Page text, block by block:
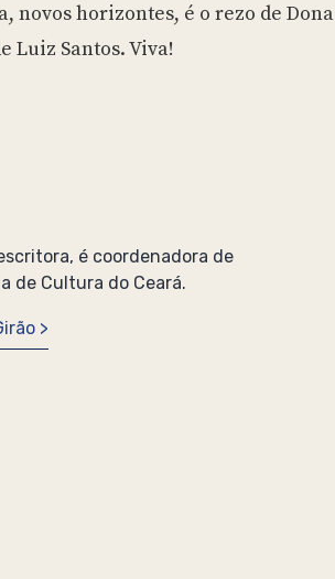
novos horizontes, é o rezo de Dona
Luiz Santos. Viva!
é coordenadora de
de Cultura do Ceará.